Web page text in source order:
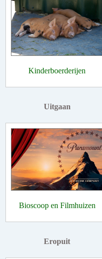
Kinderboerderijen
Uitgaan
Bioscoop en Filmhuizen
Eropuit